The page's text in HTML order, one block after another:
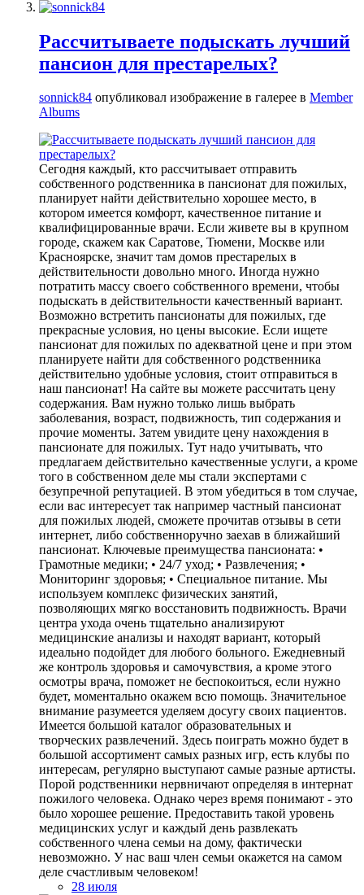
Рассчитываете подыскать лучший
пансион для престарелых?
sonnick84 опубликовал изображение в галерее в Member
Albums
Сегодня каждый, кто рассчитывает отправить
собственного родственника в пансионат для пожилых,
планирует найти действительно хорошее место, в
котором имеется комфорт, качественное питание и
квалифицированные врачи. Если живете вы в крупном
городе, скажем как Саратове, Тюмени, Москве или
Красноярске, значит там домов престарелых в
действительности довольно много. Иногда нужно
потратить массу своего собственного времени, чтобы
подыскать в действительности качественный вариант.
Возможно встретить пансионаты для пожилых, где
прекрасные условия, но цены высокие. Если ищете
пансионат для пожилых по адекватной цене и при этом
планируете найти для собственного родственника
действительно удобные условия, стоит отправиться в
наш пансионат! На сайте вы можете рассчитать цену
содержания. Вам нужно только лишь выбрать
заболевания, возраст, подвижность, тип содержания и
прочие моменты. Затем увидите цену нахождения в
пансионате для пожилых. Тут надо учитывать, что
предлагаем действительно качественные услуги, а кроме
того в собственном деле мы стали экспертами с
безупречной репутацией. В этом убедиться в том случае,
если вас интересует так например частный пансионат
для пожилых людей, сможете прочитав отзывы в сети
интернет, либо собственноручно заехав в ближайший
пансионат. Ключевые преимущества пансионата: •
Грамотные медики; • 24/7 уход; • Развлечения; •
Мониторинг здоровья; • Специальное питание. Мы
используем комплекс физических занятий,
позволяющих мягко восстановить подвижность. Врачи
центра ухода очень тщательно анализируют
медицинские анализы и находят вариант, который
идеально подойдет для любого больного. Ежедневный
же контроль здоровья и самочувствия, а кроме этого
осмотры врача, поможет не беспокоиться, если нужно
будет, моментально окажем всю помощь. Значительное
внимание разумеется уделяем досугу своих пациентов.
Имеется большой каталог образовательных и
творческих развлечений. Здесь поиграть можно будет в
большой ассортимент самых разных игр, есть клубы по
интересам, регулярно выступают самые разные артисты.
Порой родственники нервничают определяя в интернат
пожилого человека. Однако через время понимают - это
было хорошее решение. Предоставить такой уровень
медицинских услуг и каждый день развлекать
собственного члена семьи на дому, фактически
невозможно. У нас ваш член семьи окажется на самом
деле счастливым человеком!
28 июля